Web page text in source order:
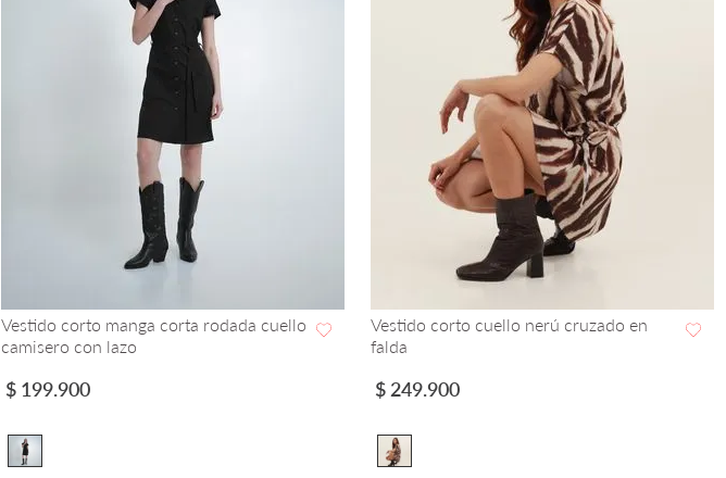
Vestido corto manga corta rodada cuello
camisero con lazo
$ 199.900
Vestido corto cuello nerú cruzado en
falda
$ 249.900